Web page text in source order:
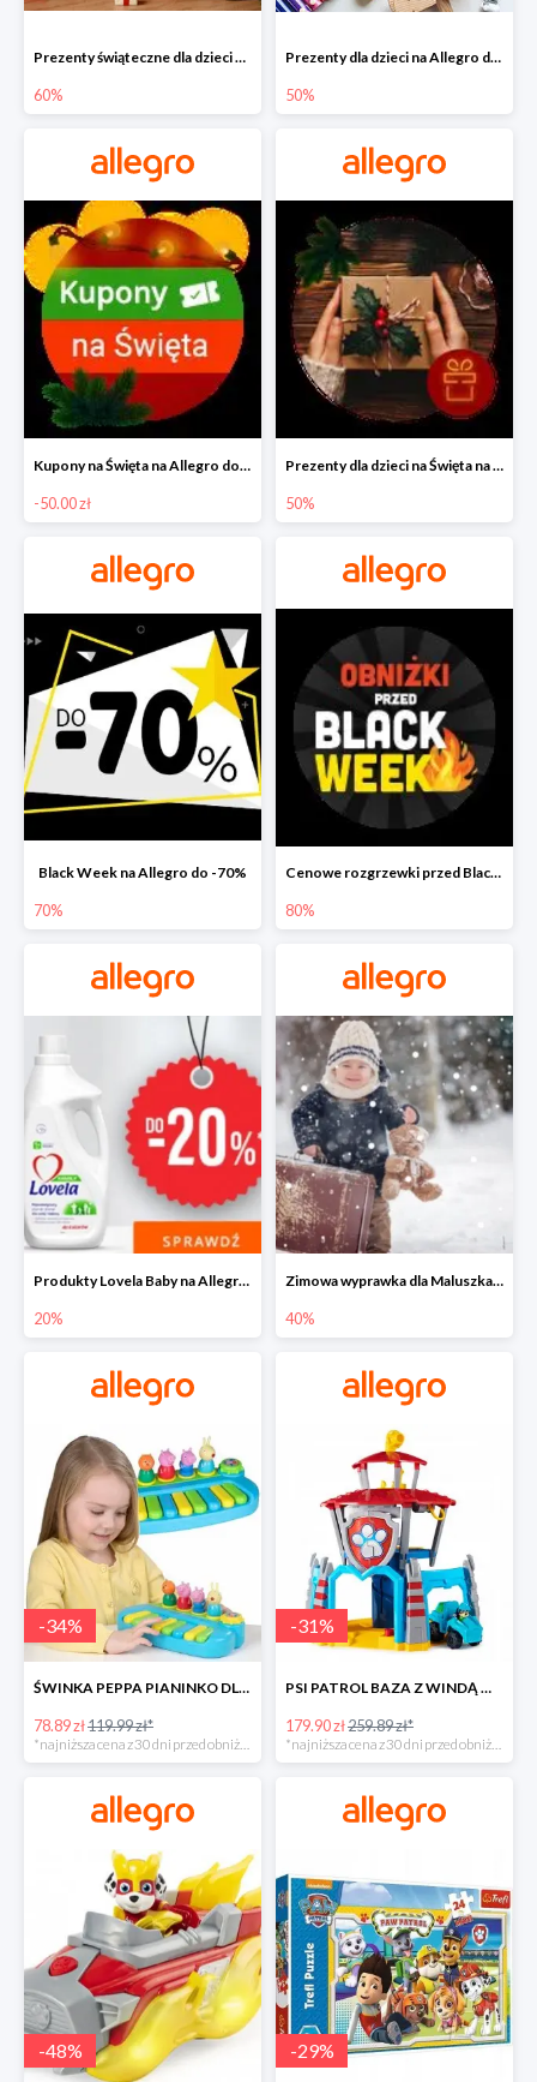
Prezenty świąteczne dla dzieci na Allegro do -60%
60%
Prezenty dla dzieci na Allegro do -50%
50%
Kupony na Święta na Allegro do -50 zł
-50.00 zł
Prezenty dla dzieci na Święta na Allegro do -50%
50%
Black Week na Allegro do -70%
70%
Cenowe rozgrzewki przed Black Friday na Allegro do -80%
80%
Produkty Lovela Baby na Allegro do -20%
20%
Zimowa wyprawka dla Maluszka na Allegro do -40%
40%
-34%
ŚWINKA PEPPA PIANINKO DLA DZIECI -34%
78.89 zł119.99 zł*
-31%
PSI PATROL BAZA Z WINDĄ WIEŻA + POJAZD AUTO REX -30%
179.90 zł259.89 zł*
-48% -29%